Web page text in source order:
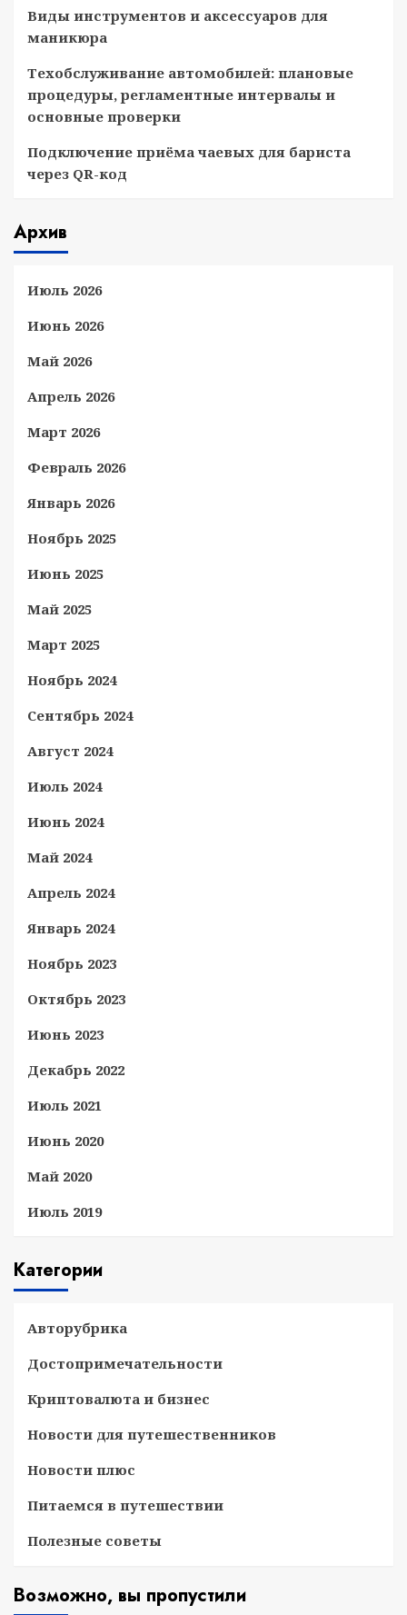
Виды инструментов и аксессуаров для
маникюра
Техобслуживание автомобилей: плановые
процедуры, регламентные интервалы и
основные проверки
Подключение приёма чаевых для бариста
через QR-код
Архив
Июль 2026
Июнь 2026
Май 2026
Апрель 2026
Март 2026
Февраль 2026
Январь 2026
Ноябрь 2025
Июнь 2025
Май 2025
Март 2025
Ноябрь 2024
Сентябрь 2024
Август 2024
Июль 2024
Июнь 2024
Май 2024
Апрель 2024
Январь 2024
Ноябрь 2023
Октябрь 2023
Июнь 2023
Декабрь 2022
Июль 2021
Июнь 2020
Май 2020
Июль 2019
Категории
Авторубрика
Достопримечательности
Криптовалюта и бизнес
Новости для путешественников
Новости плюс
Питаемся в путешествии
Полезные советы
Возможно, вы пропустили